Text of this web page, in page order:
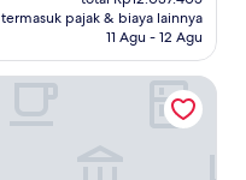
Rp10.716.295
termasuk pajak & biaya lainnya
11 Agu - 12 Agu